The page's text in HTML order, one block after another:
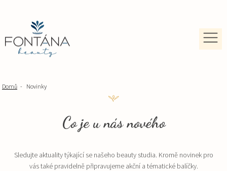
Domů - Novinky
Co je u nás nového
Sledujte aktuality týkající se našeho beauty studia. Kromě novinek pro
vás také pravidelně připravujeme akční a tématické balíčky.